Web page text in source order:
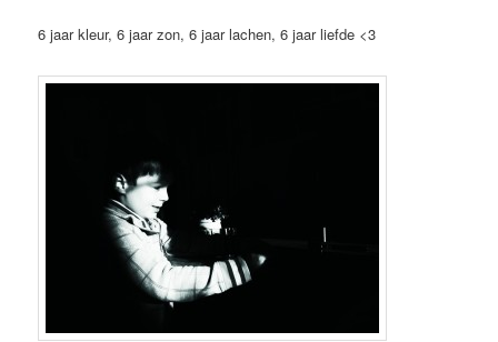
6 jaar kleur, 6 jaar zon, 6 jaar lachen, 6 jaar liefde <3